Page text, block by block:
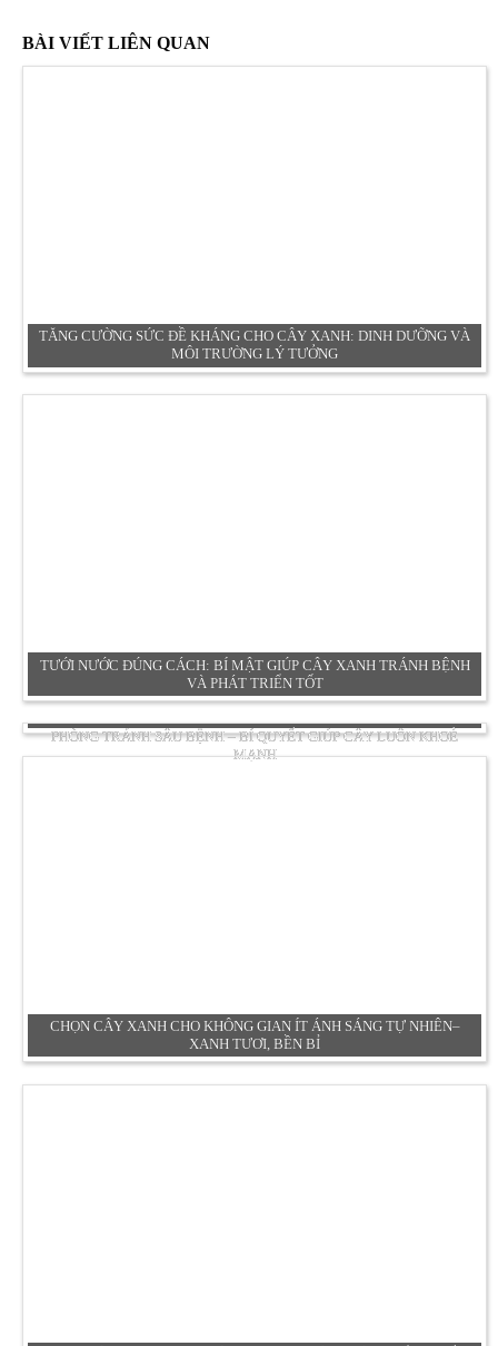
BÀI VIẾT LIÊN QUAN
TĂNG CƯỜNG SỨC ĐỀ KHÁNG CHO CÂY XANH: DINH DƯỠNG VÀ
MÔI TRƯỜNG LÝ TƯỞNG
TƯỚI NƯỚC ĐÚNG CÁCH: BÍ MẬT GIÚP CÂY XANH TRÁNH BỆNH
VÀ PHÁT TRIỂN TỐT
PHÒNG TRÁNH SÂU BỆNH – BÍ QUYẾT GIÚP CÂY LUÔN KHOẺ
MẠNH
CHỌN CÂY XANH CHO KHÔNG GIAN ÍT ÁNH SÁNG TỰ NHIÊN–
XANH TƯƠI, BỀN BỈ